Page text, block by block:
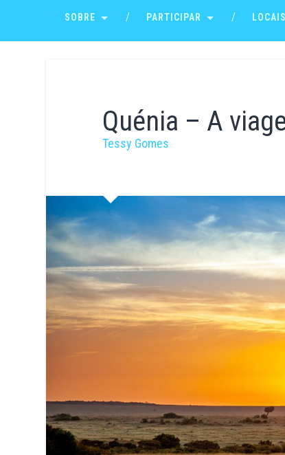
SOBRE PARTICIPAR LOCAIS
Quénia – A
Tessy Gomes